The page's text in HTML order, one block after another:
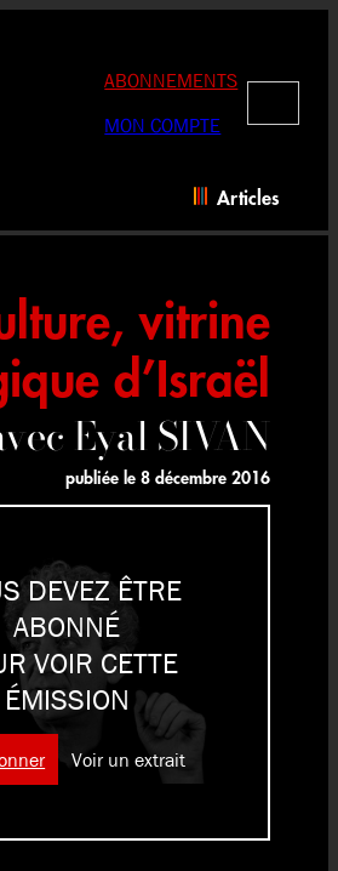
ABONNEMENTS
MON COMPTE
Articles
vitrine
d’Israël
Eyal SIVAN
publiée le 8 décembre 2016
DEVEZ ÊTRE
ABONNÉ
VOIR CETTE
ÉMISSION
Voir un extrait